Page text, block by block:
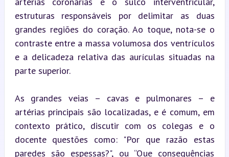
estruturas responsáveis por delimitar as duas
grandes regiões do coração. Ao toque, nota-se o
contraste entre a massa volumosa dos ventrículos
e a delicadeza relativa das aurículas situadas na
parte superior.
As grandes veias – cavas e pulmonares – e
artérias principais são localizadas, e é comum, em
contexto prático, discutir com os colegas e o
docente questões como: "Por que razão estas
paredes são espessas?", ou “Que consequências